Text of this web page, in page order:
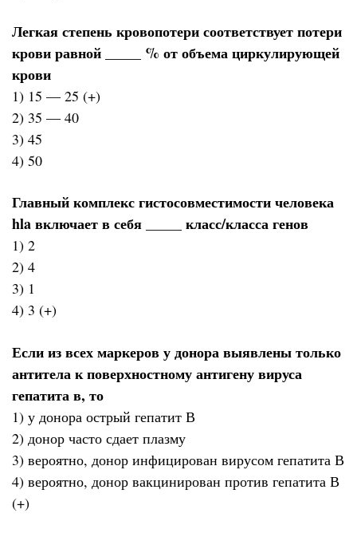
Легкая степень кровопотери соответствует потери
крови равной _____ % от объема циркулирующей
крови
1) 15 — 25 (+)
2) 35 — 40
3) 45
4) 50
Главный комплекс гистосовместимости человека
hla включает в себя _____ класс/класса генов
1) 2
2) 4
3) 1
4) 3 (+)
Если из всех маркеров у донора выявлены только
антитела к поверхностному антигену вируса
гепатита в, то
1) у донора острый гепатит В
2) донор часто сдает плазму
3) вероятно, донор инфицирован вирусом гепатита В
4) вероятно, донор вакцинирован против гепатита В
(+)